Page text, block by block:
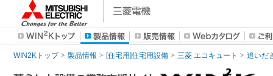
WIN2Kトップ 製品情報 [住宅用]住宅用設備 三菱 エコキュート 追いだ